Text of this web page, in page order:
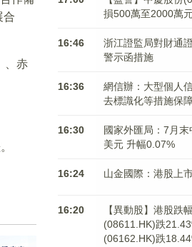
合
、赤
損500萬至2000萬
16:46
浙江證監局對財通
警示函措施
16:36
網信辦：大型個人
去標識化等措施保
16:30
國家外匯局：7月
美元 升幅0.07%
16:24 山金國際：港股上
16:20
【異動股】港股跌
(08611.HK)跌
(06162.HK)跌